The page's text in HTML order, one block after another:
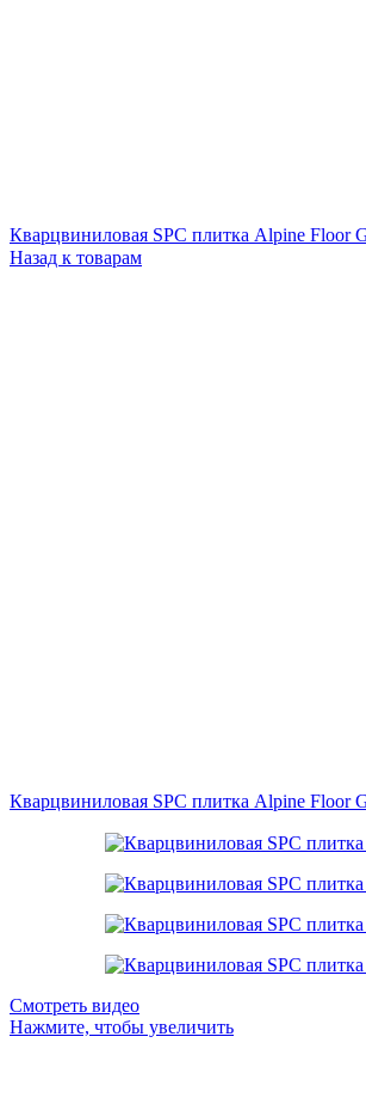
Кварцвиниловая SPC плитка Alpine Floor
Назад к товарам
Кварцвиниловая SPC плитка Alpine Floor
Смотреть видео
Нажмите, чтобы увеличить